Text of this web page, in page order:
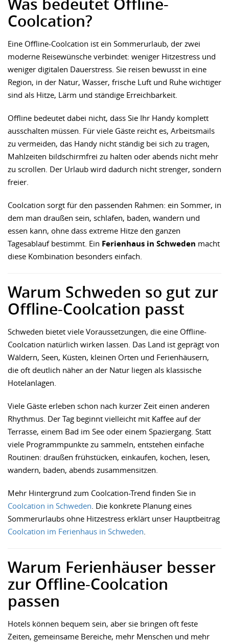
Coolcation?
Eine Offline-Coolcation ist ein Sommerurlaub, der zwei
moderne Reisewünsche verbindet: weniger Hitzestress und
weniger digitalen Dauerstress. Sie reisen bewusst in eine
Region, in der Natur, Wasser, frische Luft und Ruhe wichtiger
sind als Hitze, Lärm und ständige Erreichbarkeit.
Offline bedeutet dabei nicht, dass Sie Ihr Handy komplett
ausschalten müssen. Für viele Gäste reicht es, Arbeitsmails
zu vermeiden, das Handy nicht ständig bei sich zu tragen,
Mahlzeiten bildschirmfrei zu halten oder abends nicht mehr
zu scrollen. Der Urlaub wird dadurch nicht strenger, sondern
freier.
Coolcation sorgt für den passenden Rahmen: ein Sommer, in
dem man draußen sein, schlafen, baden, wandern und
essen kann, ohne dass extreme Hitze den ganzen
Tagesablauf bestimmt. Ein Ferienhaus in Schweden macht
diese Kombination besonders einfach.
Warum Schweden so gut zur
Offline-Coolcation passt
Schweden bietet viele Voraussetzungen, die eine Offline-
Coolcation natürlich wirken lassen. Das Land ist geprägt von
Wäldern, Seen, Küsten, kleinen Orten und Ferienhäusern,
die oft deutlich näher an der Natur liegen als klassische
Hotelanlagen.
Viele Gäste erleben schon nach kurzer Zeit einen anderen
Rhythmus. Der Tag beginnt vielleicht mit Kaffee auf der
Terrasse, einem Bad im See oder einem Spaziergang. Statt
viele Programmpunkte zu sammeln, entstehen einfache
Routinen: draußen frühstücken, einkaufen, kochen, lesen,
wandern, baden, abends zusammensitzen.
Mehr Hintergrund zum Coolcation-Trend finden Sie in
Coolcation in Schweden . Die konkrete Planung eines
Sommerurlaubs ohne Hitzestress erklärt unser Hauptbeitrag
Coolcation im Ferienhaus in Schweden
Warum Ferienhäuser besser
zur Offline-Coolcation
passen
Hotels können bequem sein, aber sie bringen oft feste
Zeiten, gemeinsame Bereiche, mehr Menschen und mehr